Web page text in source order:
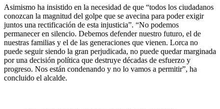
Asimismo ha insistido en la necesidad de que “todos los ciudadanos
conozcan la magnitud del golpe que se avecina para poder exigir
juntos una rectificación de esta injusticia”. “No podemos
permanecer en silencio. Debemos defender nuestro futuro, el de
nuestras familias y el de las generaciones que vienen. Lorca no
puede seguir siendo la gran perjudicada, no puede quedar marginada
por una decisión política que destruye décadas de esfuerzo y
progreso. Nos están condenando y no lo vamos a permitir”, ha
concluido el alcalde.